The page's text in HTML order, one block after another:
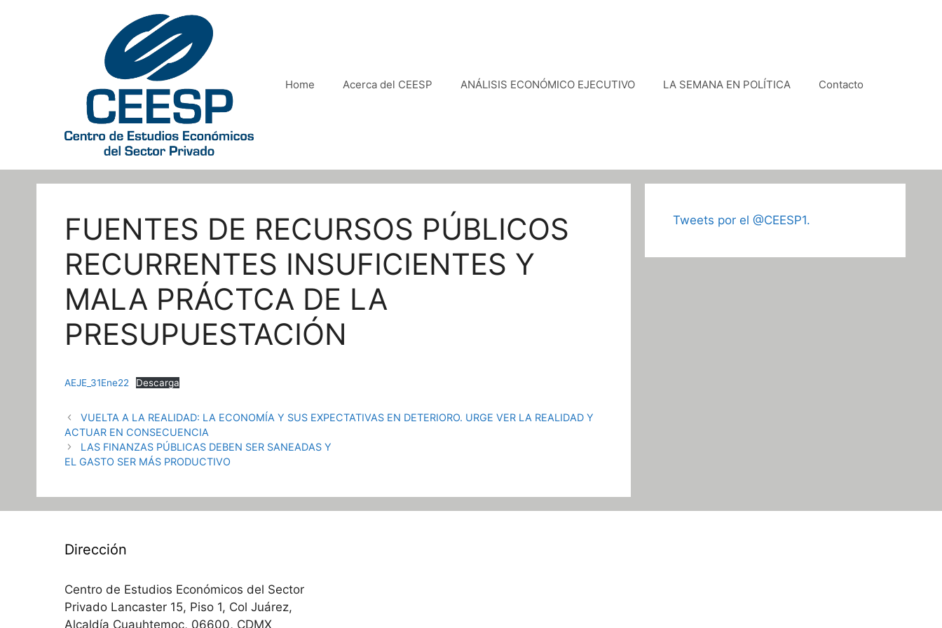
Home Acerca del CEESP ANÁLISIS ECONÓMICO EJECUTIVO LA SEMANA EN POLÍTICA Contacto
FUENTES DE RECURSOS PÚBLICOS
RECURRENTES INSUFICIENTES Y
MALA PRÁCTCA DE LA
PRESUPUESTACIÓN
AEJE_31Ene22 Descarga
VUELTA A LA REALIDAD: LA ECONOMÍA Y SUS EXPECTATIVAS EN DETERIORO. URGE VER LA REALIDAD Y
ACTUAR EN CONSECUENCIA
LAS FINANZAS PÚBLICAS DEBEN SER SANEADAS Y
EL GASTO SER MÁS PRODUCTIVO
Tweets por el @CEESP1.
Dirección
Centro de Estudios Económicos del Sector
Privado Lancaster 15, Piso 1, Col Juárez,
Alcaldía Cuauhtemoc, 06600, CDMX